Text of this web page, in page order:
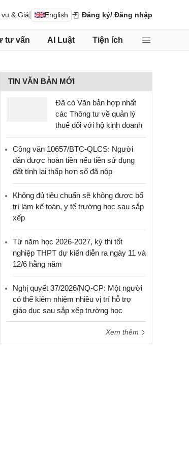
& Giá English Đăng ký/ Đăng nhập
tư vấn AI Luật Tiện ích
TIN VĂN BẢN MỚI
Đã có Văn bản hợp nhất
các Thông tư về quản lý
thuế đối với hộ kinh doanh
Công văn 10657/BTC-QLCS: Người
dân được hoàn tiền nếu tiền sử dụng
đất tính lại thấp hơn số đã nộp
Không đủ tiêu chuẩn sẽ không được bố
trí làm kế toán, y tế trường học sau sắp
xếp
Từ năm học 2026-2027, kỳ thi tốt
nghiệp THPT dự kiến diễn ra ngày 11 và
12/6 hằng năm
Nghị quyết 37/2026/NQ-CP: Một người
có thể kiêm nhiệm nhiều vị trí hỗ trợ
giáo dục sau sắp xếp trường học
Xem thêm